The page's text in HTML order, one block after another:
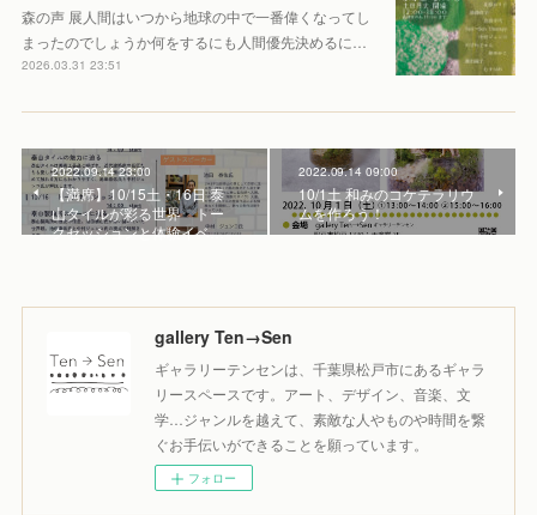
森の声 展人間はいつから地球の中で一番偉くなってし
まったのでしょうか何をするにも人間優先決めるに…
2026.03.31 23:51
2022.09.14 23:00
【満席】10/15土・16日 泰
山タイルが彩る世界 トー
クセッションと体験イベ…
2022.09.14 09:00
10/1土 和みのコケテラリウ
ムを作ろう！
gallery Ten→Sen
ギャラリーテンセンは、千葉県松戸市にあるギャラ
リースペースです。アート、デザイン、音楽、文
学…ジャンルを越えて、素敵な人やものや時間を繋
ぐお手伝いができることを願っています。
フォロー